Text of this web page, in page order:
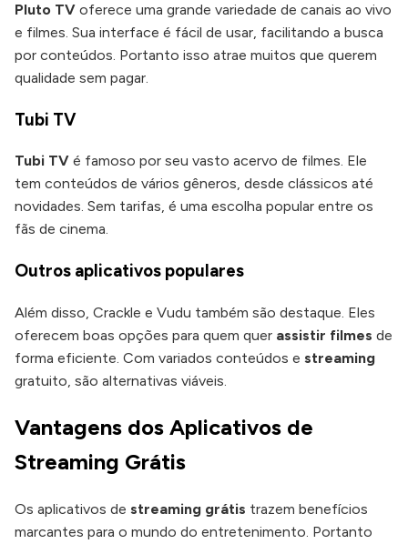
Pluto TV oferece uma grande variedade de canais ao vivo
e filmes. Sua interface é fácil de usar, facilitando a busca
por conteúdos. Portanto isso atrae muitos que querem
qualidade sem pagar.
Tubi TV
Tubi TV é famoso por seu vasto acervo de filmes. Ele
tem conteúdos de vários gêneros, desde clássicos até
novidades. Sem tarifas, é uma escolha popular entre os
fãs de cinema.
Outros aplicativos populares
Além disso, Crackle e Vudu também são destaque. Eles
oferecem boas opções para quem quer assistir filmes de
forma eficiente. Com variados conteúdos e streaming
gratuito, são alternativas viáveis.
Vantagens dos Aplicativos de
Streaming Grátis
Os aplicativos de streaming grátis trazem benefícios
marcantes para o mundo do entretenimento. Portanto